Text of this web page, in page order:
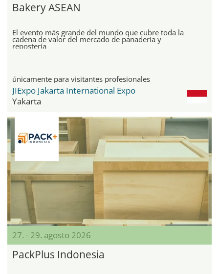
Bakery ASEAN
El evento más grande del mundo que cubre toda la
cadena de valor del mercado de panadería y
repostería
únicamente para visitantes profesionales
JIExpo Jakarta International Expo
Yakarta
27. - 29. agosto 2026
PackPlus Indonesia